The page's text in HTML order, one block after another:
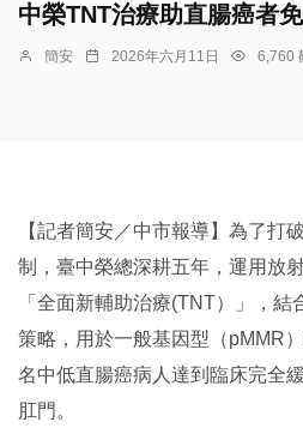
中榮TNT治療助直腸癌者
簡安 2026年六月11日 6,760
【記者簡安／中市報導】為了打
制，臺中榮總深耕五年，運用放
「全面新輔助治療(TNT）」，
策略，用於一般基因型（pMMR
名中低直腸癌病人達到臨床完全
肛門。